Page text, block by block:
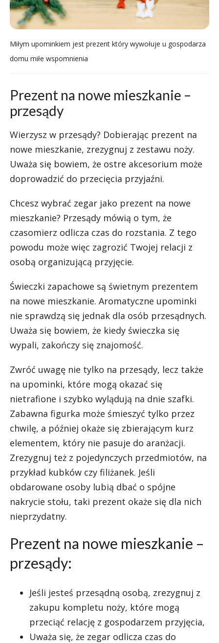
Miłym upominkiem jest prezent który wywołuje u gospodarza
domu miłe wspomnienia
Prezent na nowe mieszkanie –
przesądy
Wierzysz w przesądy? Dobierając prezent na
nowe mieszkanie, zrezygnuj z zestawu noży.
Uważa się bowiem, że ostre akcesorium może
doprowadzić do przecięcia przyjaźni.
Chcesz wybrać zegar jako prezent na nowe
mieszkanie? Przesądy mówią o tym, że
czasomierz odlicza czas do rozstania. Z tego
powodu może więc zagrozić Twojej relacji z
osobą organizującą przyjęcie.
Świeczki zapachowe są świetnym prezentem
na nowe mieszkanie. Aromatyczne upominki
nie sprawdzą się jednak dla osób przesądnych.
Uważa się bowiem, że kiedy świeczka się
wypali, zakończy się znajomość.
Zwróć uwagę nie tylko na przesądy, lecz także
na upominki, które mogą okazać się
nietrafione i szybko wylądują na dnie szafki.
Zabawna figurka może śmieszyć tylko przez
chwilę, a później okaże się zbierającym kurz
elementem, który nie pasuje do aranżacji.
Zrezygnuj też z pojedynczych przedmiotów, na
przykład kubków czy filiżanek. Jeśli
obdarowane osoby lubią dbać o spójne
nakrycie stołu, taki prezent okaże się dla nich
nieprzydatny.
Prezent na nowe mieszkanie –
przesądy:
Jeśli jesteś przesądną osobą, zrezygnuj z
zakupu kompletu noży, które mogą
przeciąć relację z gospodarzem przyjęcia,
Uważa się, że zegar odlicza czas do